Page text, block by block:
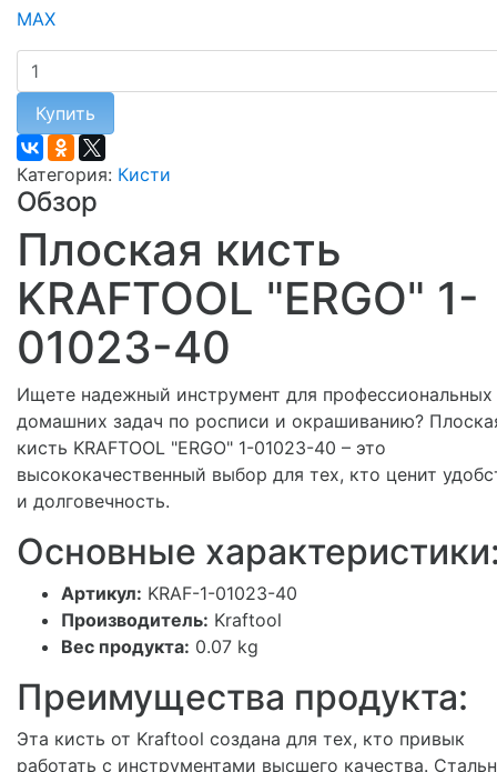
Купить
Категория: Кисти
Обзор
Плоская кисть
KRAFTOOL "ERGO" 1-
01023-40
Ищете надежный инструмент для профессиональных
домашних задач по росписи и окрашиванию?
кисть KRAFTOOL "ERGO" 1-01023-40 – это
высококачественный выбор для тех, кто ценит
и долговечность.
Основные
Артикул: KRAF-1-01023-40
Производитель: Kraftool
Вес продукта: 0.07 kg
Преимущества продукта:
Эта кисть от Kraftool создана для тех, кто привык
работать с инструментами высшего качества.